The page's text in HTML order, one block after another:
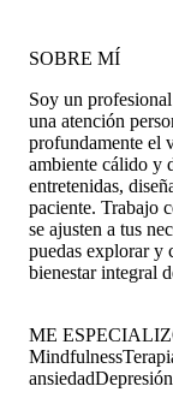
SOBRE MÍ
Soy un
una atención
profundamente el
ambiente cálido y
entretenidas,
paciente. Trabajo
se ajusten a tus
puedas explorar y
bienestar integral
ME
Mindfulness
ansiedadDepresión